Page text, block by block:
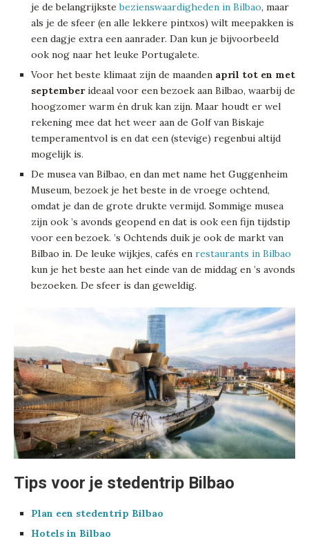
je de belangrijkstebezienswaardigheden in Bilbao, maar
als je de sfeer (en alle lekkere pintxos) wilt meepakken is
een dagje extra een aanrader. Dan kun je bijvoorbeeld
ook nog naar het leuke Portugalete.
Voor het beste klimaat zijn de maanden april tot en met
septemberideaal voor een bezoek aan Bilbao, waarbij de
hoogzomer warm én druk kan zijn. Maar houdt er wel
rekening mee dat het weer aan de Golf van Biskaje
temperamentvol is en dat een (stevige) regenbui altijd
mogelijk is.
De musea van Bilbao, en dan met name het Guggenheim
Museum, bezoek je het beste in de vroege ochtend,
omdat je dan de grote drukte vermijd. Sommige musea
zijn ook ’s avonds geopend en dat is ook een fijn tijdstip
voor een bezoek. ’s Ochtends duik je ook de markt van
Bilbao in. De leuke wijkjes, cafés en restaurants in Bilbao
kun je het beste aan het einde van de middag en ’s avonds
bezoeken. De sfeer is dan geweldig.
Tips voor je stedentrip Bilbao
Plan een stedentrip Bilbao
Hotels in Bilbao